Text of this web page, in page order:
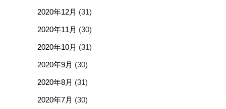
2020年12月 (31)
2020年11月 (30)
2020年10月 (31)
2020年9月 (30)
2020年8月 (31)
2020年7月 (30)